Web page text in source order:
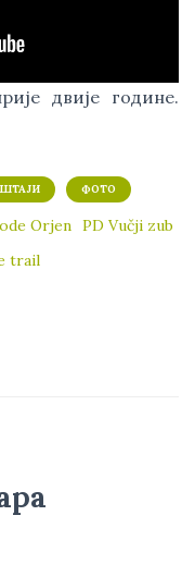
двије године.
ФОТО
Orjen PD Vučji zub
trail